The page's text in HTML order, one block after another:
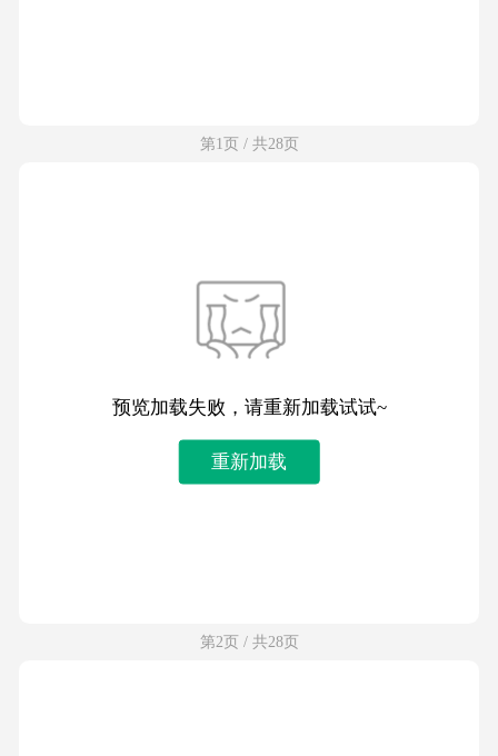
第1页 / 共28页
预览加载失败，请重新加载试试~
重新加载
第2页 / 共28页